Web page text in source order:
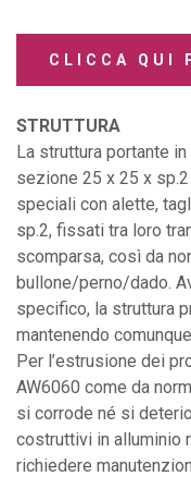
CLICCA QUI
STRUTTURA
La struttura portante
sezione 25 x 25 x
speciali con alette,
sp.2, fissati tra loro
scomparsa, così da
bullone/perno/dado.
specifico, la struttura
mantenendo
Per l’estrusione dei
AW6060 come da
si corrode né si
costruttivi in alluminio
richiedere